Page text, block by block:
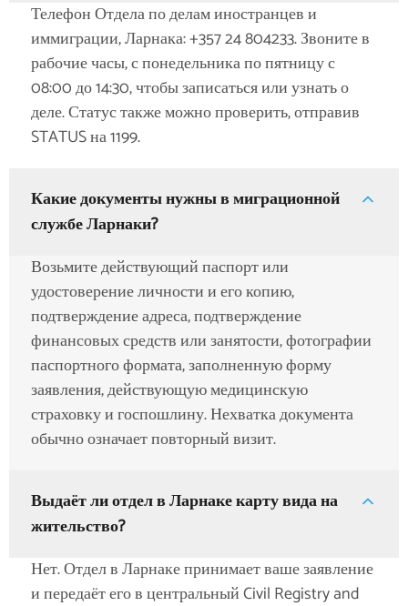
Телефон Отдела по делам иностранцев и
иммиграции, Ларнака: +357 24 804233. Звоните в
рабочие часы, с понедельника по пятницу с
08:00 до 14:30, чтобы записаться или узнать о
деле. Статус также можно проверить, отправив
STATUS на 1199.
Какие документы нужны в миграционной
службе Ларнаки?
Возьмите действующий паспорт или
удостоверение личности и его копию,
подтверждение адреса, подтверждение
финансовых средств или занятости, фотографии
паспортного формата, заполненную форму
заявления, действующую медицинскую
страховку и госпошлину. Нехватка документа
обычно означает повторный визит.
Выдаёт ли отдел в Ларнаке карту вида на
жительство?
Нет. Отдел в Ларнаке принимает ваше заявление
и передаёт его в центральный Civil Registry and